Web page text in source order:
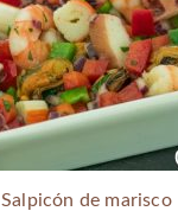
Salpicón de marisco